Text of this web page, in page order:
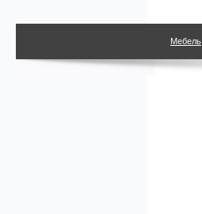
Мебель